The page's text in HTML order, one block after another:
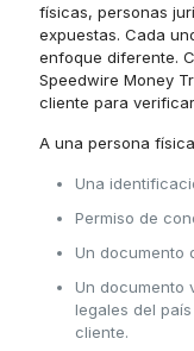
físicas, personas
expuestas. Cada
enfoque diferente.
Speedwire Money
cliente para
A una persona
Una
Permiso de
Un documento
Un documento
legales del
cliente.